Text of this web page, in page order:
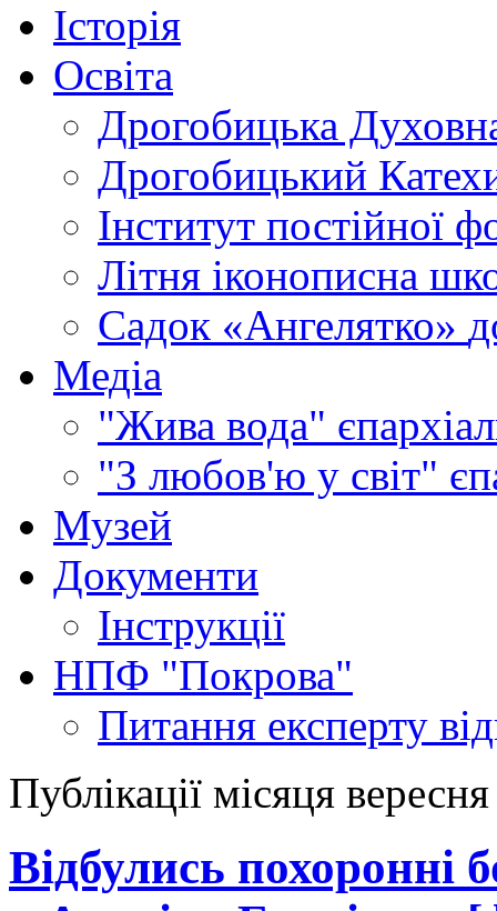
Історія
Освіта
Дрогобицька
Дрогобицький
Інститут постійної
Літня іконописна
Садок «Ангелятко»
Медіа
"Жива вода"
"З любов'ю у світ"
Музей
Документи
Інструкції
НПФ "Покрова"
Питання експерту
Публікації місяця
Відбулись похоронні